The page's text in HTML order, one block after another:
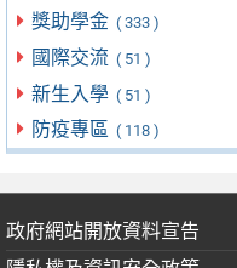
獎助學金 ( 333 )
國際交流 ( 51 )
新生入學 ( 51 )
防疫專區 ( 118 )
政府網站開放資料宣告